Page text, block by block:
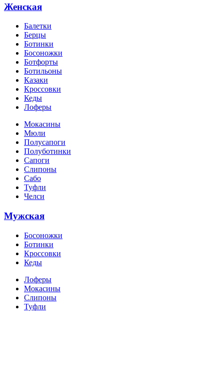
Женская
Балетки
Берцы
Ботинки
Босоножки
Ботфорты
Ботильоны
Казаки
Кроссовки
Кеды
Лоферы
Мокасины
Мюли
Полусапоги
Полуботинки
Сапоги
Слипоны
Сабо
Туфли
Челси
Мужская
Босоножки
Ботинки
Кроссовки
Кеды
Лоферы
Мокасины
Слипоны
Туфли